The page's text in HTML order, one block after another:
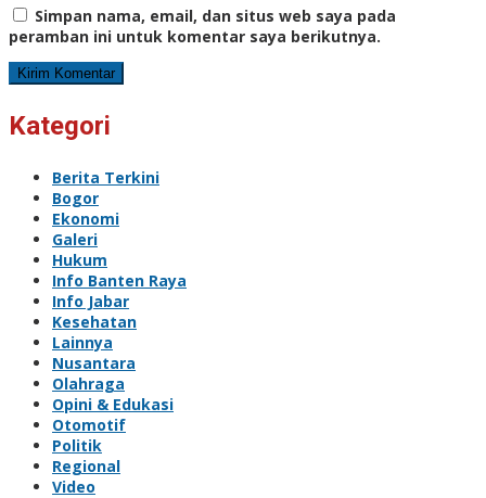
Simpan nama, email, dan situs web saya pada
peramban ini untuk komentar saya berikutnya.
Kategori
Berita Terkini
Bogor
Ekonomi
Galeri
Hukum
Info Banten Raya
Info Jabar
Kesehatan
Lainnya
Nusantara
Olahraga
Opini & Edukasi
Otomotif
Politik
Regional
Video